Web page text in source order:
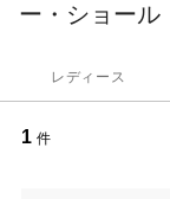
ー・ショール
レディース
1 件